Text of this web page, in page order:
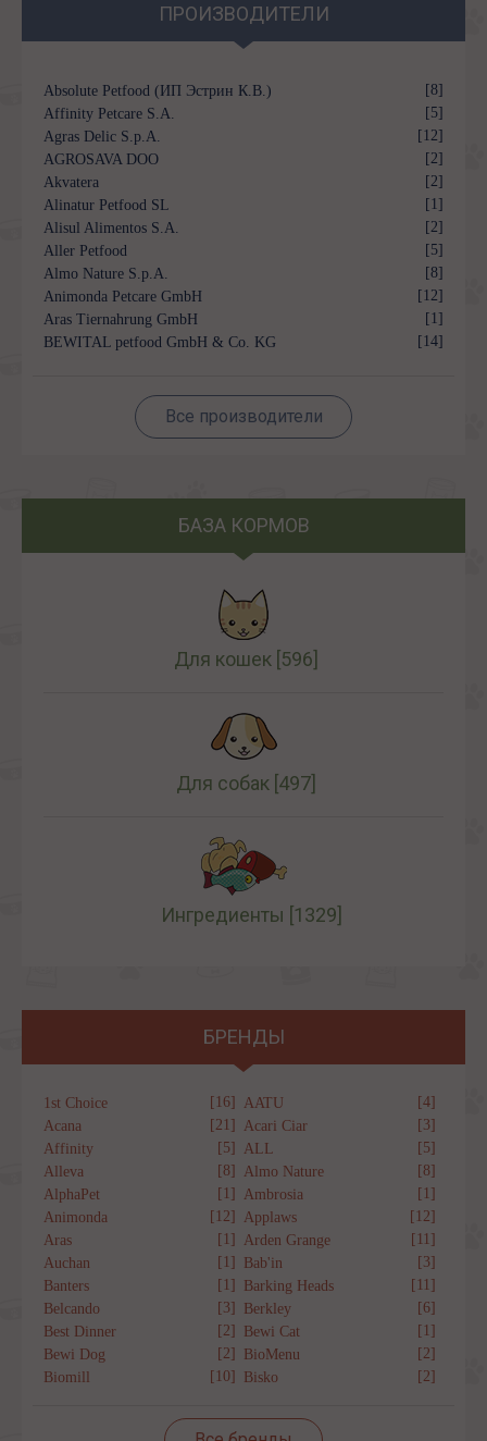
ПРОИЗВОДИТЕЛИ
Absolute Petfood (ИП Эстрин К.В.)
[8]
Affinity Petcare S.A.
[5]
Agras Delic S.p.A.
[12]
AGROSAVA DOO
[2]
Akvatera
[2]
Alinatur Petfood SL
[1]
Alisul Alimentos S.A.
[2]
Aller Petfood
[5]
Almo Nature S.p.A.
[8]
Animonda Petcare GmbH
[12]
Aras Tiernahrung GmbH
[1]
BEWITAL petfood GmbH & Co. KG
[14]
Все производители
БАЗА КОРМОВ
Для кошек [596]
Для собак [497]
Ингредиенты [1329]
БРЕНДЫ
1st Choice [16] AATU
[4]
Acana
[21] Acari Ciar
[3]
Affinity
[5] ALL
[5]
Alleva
[8] Almo Nature
[8]
AlphaPet
[1] Ambrosia
[1]
Animonda
[12] Applaws
[12]
Aras
[1] Arden Grange
[11]
Auchan
[1] Bab'in
[3]
Banters
[1] Barking Heads
[11]
Belcando
[3] Berkley
[6]
Best Dinner
[2] Bewi Cat
[1]
Bewi Dog
[2] BioMenu
[2]
Biomill
[10] Bisko [2]